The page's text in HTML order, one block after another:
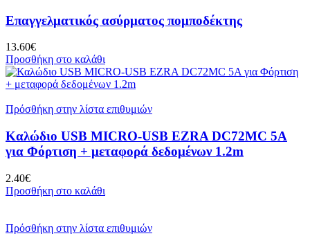
Επαγγελματικός ασύρματος πομποδέκτης
13.60€
Προσθήκη στο καλάθι
Πρόσθήκη στην λίστα επιθυμιών
Καλώδιο USB MICRO-USB EZRA DC72MC 5A
για Φόρτιση + μεταφορά δεδομένων 1.2m
2.40€
Προσθήκη στο καλάθι
Πρόσθήκη στην λίστα επιθυμιών